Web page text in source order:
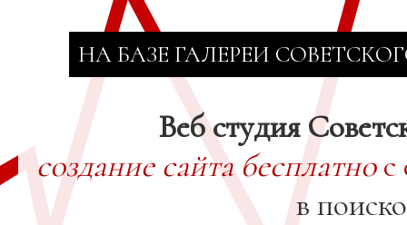
НА БАЗЕ ГАЛЕРЕИ
Веб студия
создание сайта бесплатнос
в